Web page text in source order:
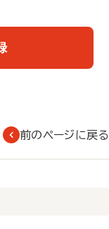
前のページに戻る